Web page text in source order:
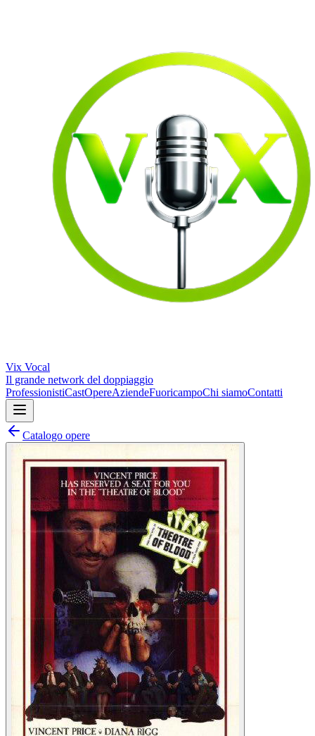
Vix Vocal
Il grande network del doppiaggio
ProfessionistiCastOpereAziendeFuoricampoChi siamoContatti
Catalogo opere